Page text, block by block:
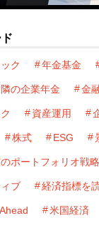
ク 年金基金
の企業年金 金
資産運用
株式 ESG
ポートフォリオ戦略
ブ 経済指標を
米国経済